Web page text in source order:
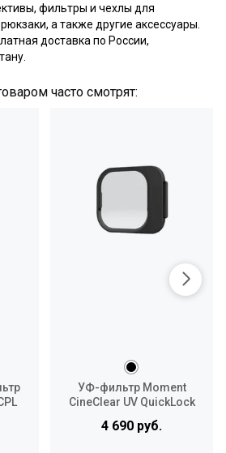
фильтры и чехлы для
а также другие аксессуары.
доставка по России,
часто смотрят:
УФ-фильтр Moment
CineClear UV QuickLock
Pro / Pro Max
4 690 руб.